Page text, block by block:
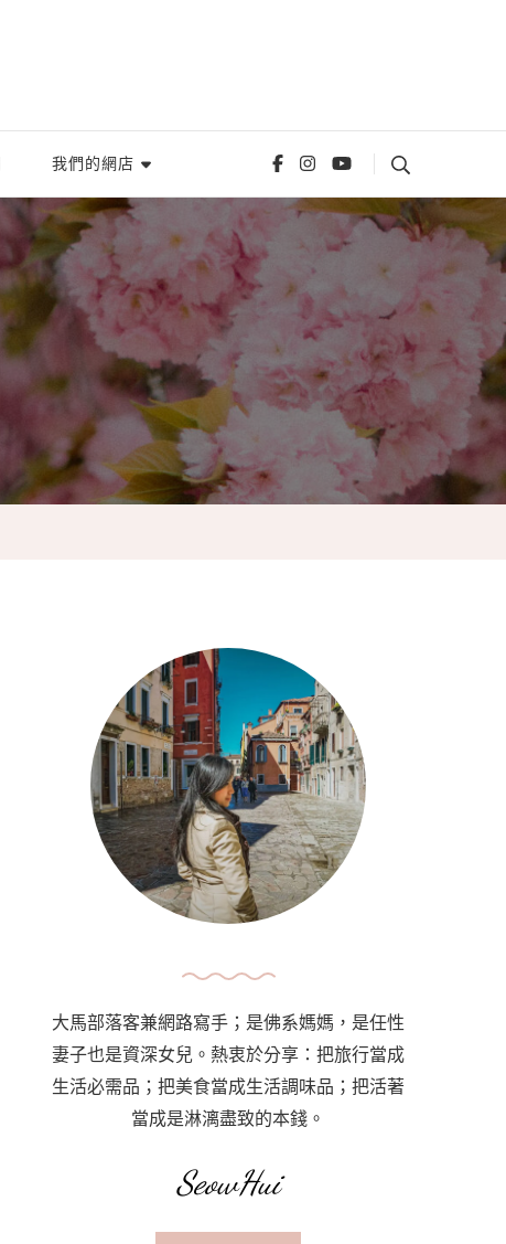
我們的網店
大馬部落客兼網路寫手；是佛系媽媽，是任性
妻子也是資深女兒。熱衷於分享：把旅行當成
生活必需品；把美食當成生活調味品；把活著
當成是淋漓盡致的本錢。
SeowHui